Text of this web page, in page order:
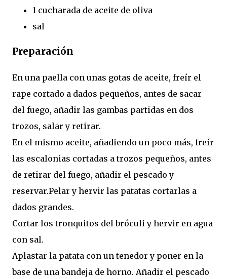
1 cucharada de aceite de oliva
sal
Preparación
En una paella con unas gotas de aceite, freír el
rape cortado a dados pequeños, antes de sacar
del fuego, añadir las gambas partidas en dos
trozos, salar y retirar.
En el mismo aceite, añadiendo un poco más, freír
las escalonias cortadas a trozos pequeños, antes
de retirar del fuego, añadir el pescado y
reservar.Pelar y hervir las patatas cortarlas a
dados grandes.
Cortar los tronquitos del bróculi y hervir en agua
con sal.
Aplastar la patata con un tenedor y poner en la
base de una bandeja de horno. Añadir el pescado